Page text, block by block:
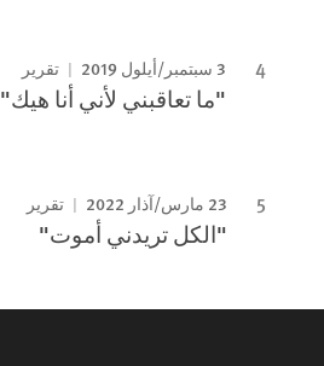
3 سبتمبر/أيلول 2019 تقرير
"ما تعاقبني لأني أنا هيك"
23 مارس/آذار 2022 تقرير
"الكل تريدني أموت"